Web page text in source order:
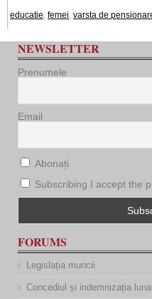
educatie, femei, varsta de
NEWSLETTER
Prenumele
Email
Abonați
Subscribing I accept the
FORUMS
Legislația muncii
Concediul și indemnizația